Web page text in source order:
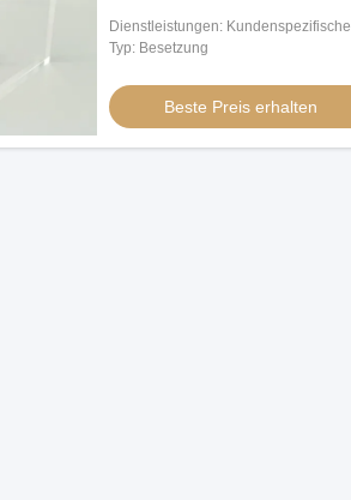
Dienstleistungen:
Zuschnitt/OEM
Typ: Besetzung
Beste Preis erhalten